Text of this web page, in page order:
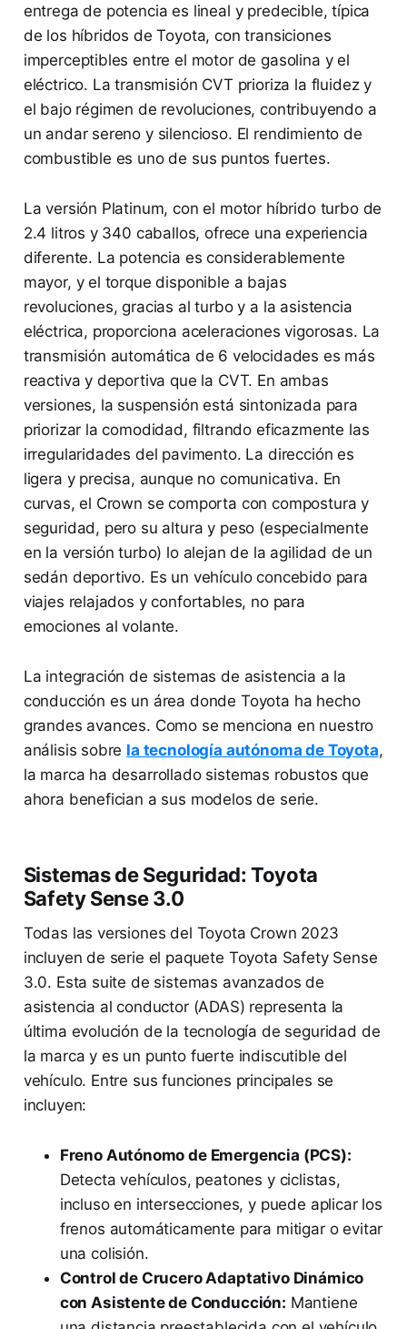
entrega de potencia es lineal y predecible, típica
de los híbridos de Toyota, con transiciones
imperceptibles entre el motor de gasolina y el
eléctrico. La transmisión CVT prioriza la fluidez y
el bajo régimen de revoluciones, contribuyendo a
un andar sereno y silencioso. El rendimiento de
combustible es uno de sus puntos fuertes.
La versión Platinum, con el motor híbrido turbo de
2.4 litros y 340 caballos, ofrece una experiencia
diferente. La potencia es considerablemente
mayor, y el torque disponible a bajas
revoluciones, gracias al turbo y a la asistencia
eléctrica, proporciona aceleraciones vigorosas. La
transmisión automática de 6 velocidades es más
reactiva y deportiva que la CVT. En ambas
versiones, la suspensión está sintonizada para
priorizar la comodidad, filtrando eficazmente las
irregularidades del pavimento. La dirección es
ligera y precisa, aunque no comunicativa. En
curvas, el Crown se comporta con compostura y
seguridad, pero su altura y peso (especialmente
en la versión turbo) lo alejan de la agilidad de un
sedán deportivo. Es un vehículo concebido para
viajes relajados y confortables, no para
emociones al volante.
La integración de sistemas de asistencia a la
conducción es un área donde Toyota ha hecho
grandes avances. Como se menciona en nuestro
análisis sobre la tecnología autónoma de Toyota,
la marca ha desarrollado sistemas robustos que
ahora benefician a sus modelos de serie.
Sistemas de Seguridad: Toyota
Safety Sense 3.0
Todas las versiones del Toyota Crown 2023
incluyen de serie el paquete Toyota Safety Sense
3.0. Esta suite de sistemas avanzados de
asistencia al conductor (ADAS) representa la
última evolución de la tecnología de seguridad de
la marca y es un punto fuerte indiscutible del
vehículo. Entre sus funciones principales se
incluyen:
Freno Autónomo de Emergencia (PCS):
Detecta vehículos, peatones y ciclistas,
incluso en intersecciones, y puede aplicar los
frenos automáticamente para mitigar o evitar
una colisión.
Control de Crucero Adaptativo Dinámico
con Asistente de Conducción: Mantiene